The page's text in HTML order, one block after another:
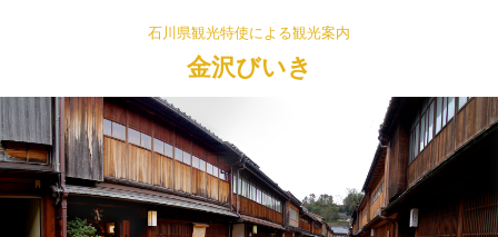
石川県観光特使による観光案内
金沢びいき